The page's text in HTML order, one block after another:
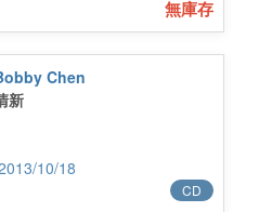
無庫存
Chen
新
10/18
CD